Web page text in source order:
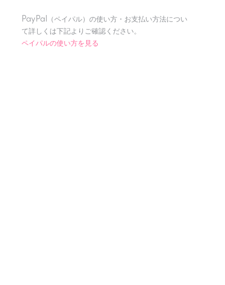
PayPal（ペイパル）の使い方・お支払い方法につい
て詳しくは下記よりご確認ください。
ペイパルの使い方を見る